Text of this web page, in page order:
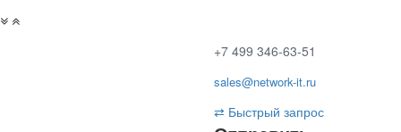
+7 499 346-63-51
sales@network-it.ru
⇄ Быстрый запрос